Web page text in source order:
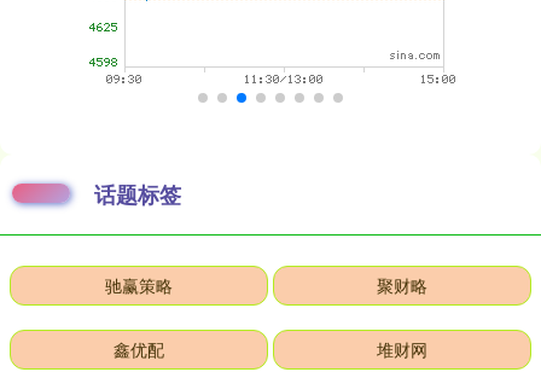
话题标签
驰赢策略 聚财略
鑫优配 堆财网